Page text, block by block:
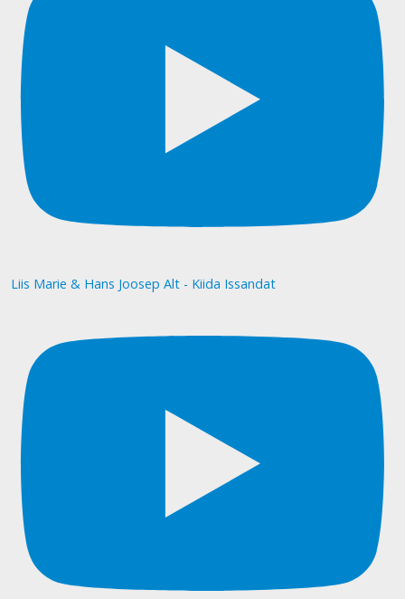
Liis Marie & Hans Joosep Alt - Kiida Issandat